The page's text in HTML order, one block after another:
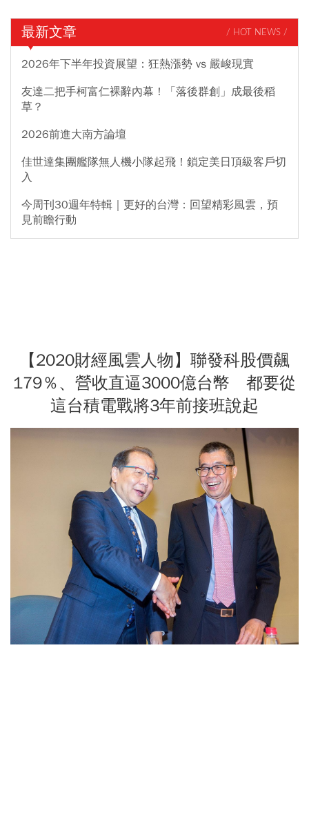
最新文章 / HOT NEWS /
2026年下半年投資展望：狂熱漲勢 vs 嚴峻現實
友達二把手柯富仁裸辭內幕！「落後群創」成最後稻
草？
2026前進大南方論壇
佳世達集團艦隊無人機小隊起飛！鎖定美日頂級客戶切
入
今周刊30週年特輯｜更好的台灣：回望精彩風雲，預
見前瞻行動
【2020財經風雲人物】聯發科股價飆
179％、營收直逼3000億台幣 都要從
這台積電戰將3年前接班說起